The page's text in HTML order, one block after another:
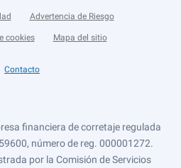
Advertencia de Riesgo
cookies Mapa del sitio
Contacto
financiera de corretaje regulada
número de reg. 000001272.
por la Comisión de Servicios